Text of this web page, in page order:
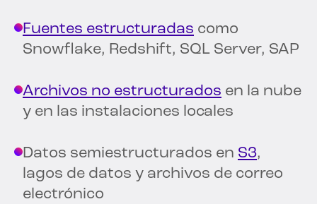
Fuentes estructuradas como
Snowflake, Redshift, SQL Server, SAP
Archivos no estructurados en la nube
y en las instalaciones locales
Datos semiestructurados en S3,
lagos de datos y archivos de correo
electrónico